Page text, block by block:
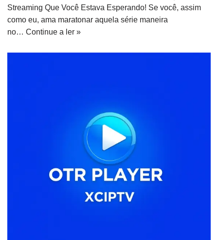
Streaming Que Você Estava Esperando! Se você, assim
como eu, ama maratonar aquela série maneira
no… Continue a ler »